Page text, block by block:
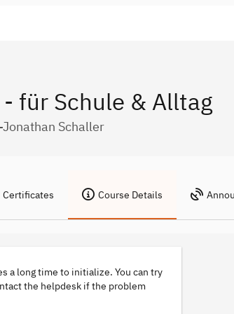
für Schule & Alltag
Schaller
Certificates Course Details
a long time to initialize. You can try
the helpdesk if the problem